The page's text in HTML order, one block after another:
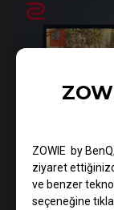
ZOWIE by
ziyaret
ve benzer
seçeneğine
19/05/2025